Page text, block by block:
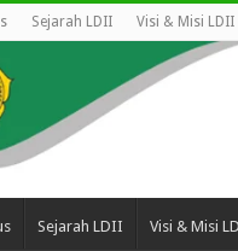
Sejarah LDII Visi & Misi LDII
Sejarah LDII Visi & Misi